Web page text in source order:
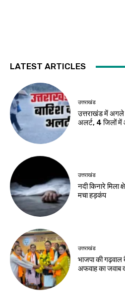
LATEST ARTICLES
उत्तराखंड
उत्तराखंड में अगले
अलर्ट, 4 जिलों
उत्तराखंड
नदी किनारे
मचा हड़कंप
उत्तराखंड
भाजपा की
अफवाह का जवाब